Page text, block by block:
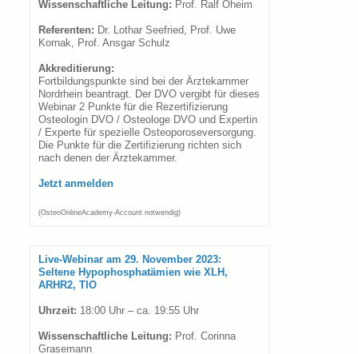
Wissenschaftliche Leitung: Prof. Ralf Oheim
Referenten: Dr. Lothar Seefried, Prof. Uwe
Kornak, Prof. Ansgar Schulz
Akkreditierung:
Fortbildungspunkte sind bei der Ärztekammer
Nordrhein beantragt. Der DVO vergibt für dieses
Webinar 2 Punkte für die Rezertifizierung
Osteologin DVO / Osteologe DVO und Expertin
/ Experte für spezielle Osteoporoseversorgung.
Die Punkte für die Zertifizierung richten sich
nach denen der Ärztekammer.
Jetzt anmelden
(OsteoOnlineAcademy-Account notwendig)
Live-Webinar am 29. November 2023:
Seltene Hypophosphatämien wie XLH,
ARHR2, TIO
Uhrzeit: 18:00 Uhr – ca. 19:55 Uhr
Wissenschaftliche Leitung: Prof. Corinna
Grasemann